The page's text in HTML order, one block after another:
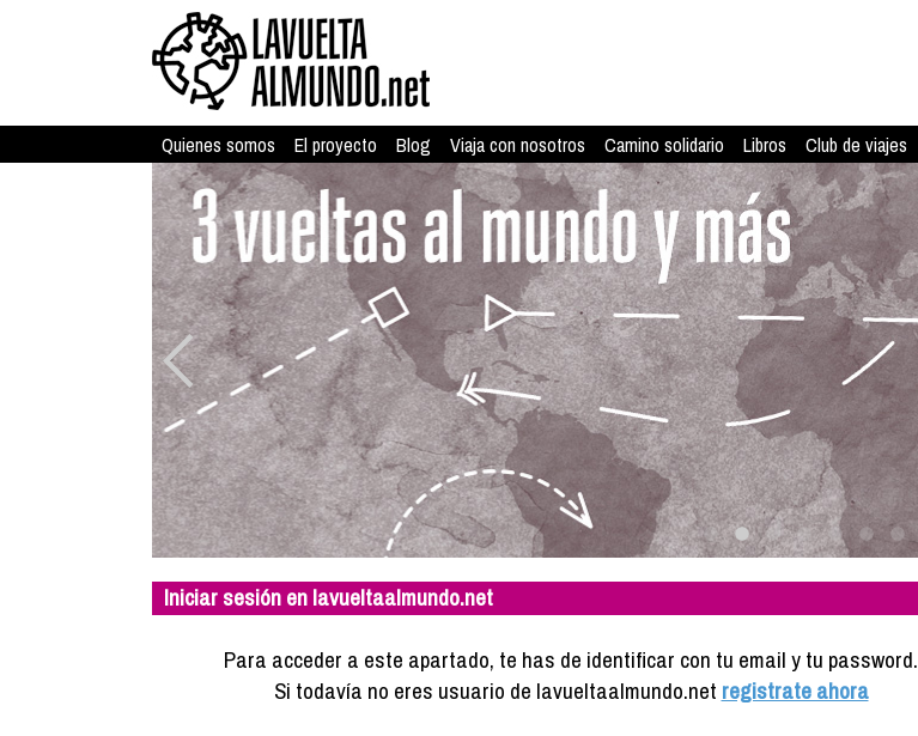
Quienes somos El proyecto Blog Viaja con nosotros Camino solidario Libros Club de viajes
Iniciar sesión en lavueltaalmundo.net
Para acceder a este apartado, te has de identificar con tu email y tu password.
Si todavía no eres usuario de lavueltaalmundo.net registrate ahora